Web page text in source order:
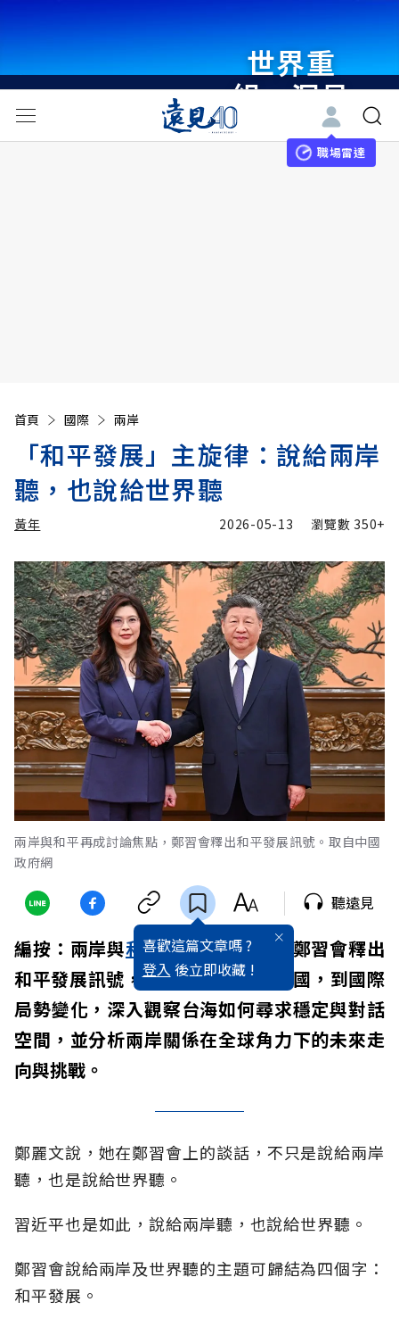
世界重
組・洞見
未來 與
世界領袖
職場雷達
首頁 國際 兩岸
「和平發展」主旋律：說給兩岸
聽，也說給世界聽
黃年 2026-05-13 瀏覽數 350+
兩岸與和平再成討論焦點，鄭習會釋出和平發展訊號。取自中國
政府網
喜歡這篇文章嗎 ?
登入 後立即收藏 !
聽遠見
編按：兩岸與和平再成討論焦點，鄭習會釋出
和平發展訊號，從92共識、中華民國，到國際
局勢變化，深入觀察台海如何尋求穩定與對話
空間，並分析兩岸關係在全球角力下的未來走
向與挑戰。
鄭麗文說，她在鄭習會上的談話，不只是說給兩岸
聽，也是說給世界聽。
習近平也是如此，說給兩岸聽，也說給世界聽。
鄭習會說給兩岸及世界聽的主題可歸結為四個字：
和平發展。